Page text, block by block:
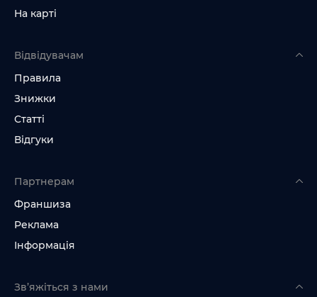
На карті
Відвідувачам
Правила
Знижки
Статті
Відгуки
Партнерам
Франшиза
Реклама
Інформація
Зв’яжіться з нами